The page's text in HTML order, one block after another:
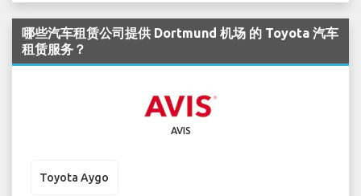
哪些汽车租赁公司提供 Dortmund 机场 的 Toyota 汽车
租赁服务？
AVIS
Toyota Aygo